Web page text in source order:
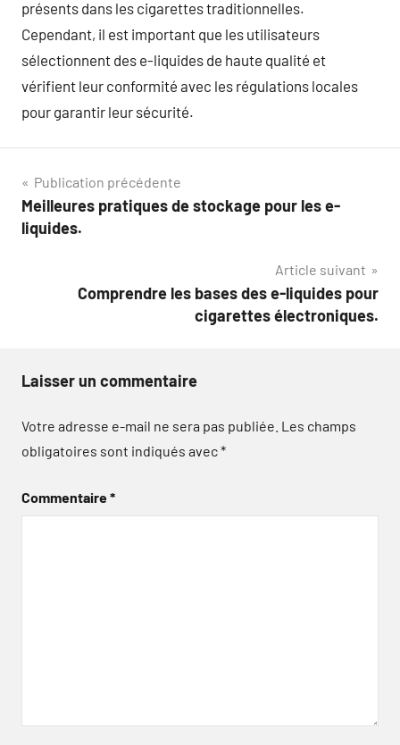
présents dans les cigarettes traditionnelles.
Cependant, il est important que les utilisateurs
sélectionnent des e-liquides de haute qualité et
vérifient leur conformité avec les régulations locales
pour garantir leur sécurité.
Navigation
de
Publication précédente
Meilleures pratiques de stockage pour les e-
liquides.
Article suivant
Comprendre les bases des e-liquides pour
cigarettes électroniques.
Laisser un commentaire
Votre adresse e-mail ne sera pas publiée. Les champs
obligatoires sont indiqués avec*
Commentaire*